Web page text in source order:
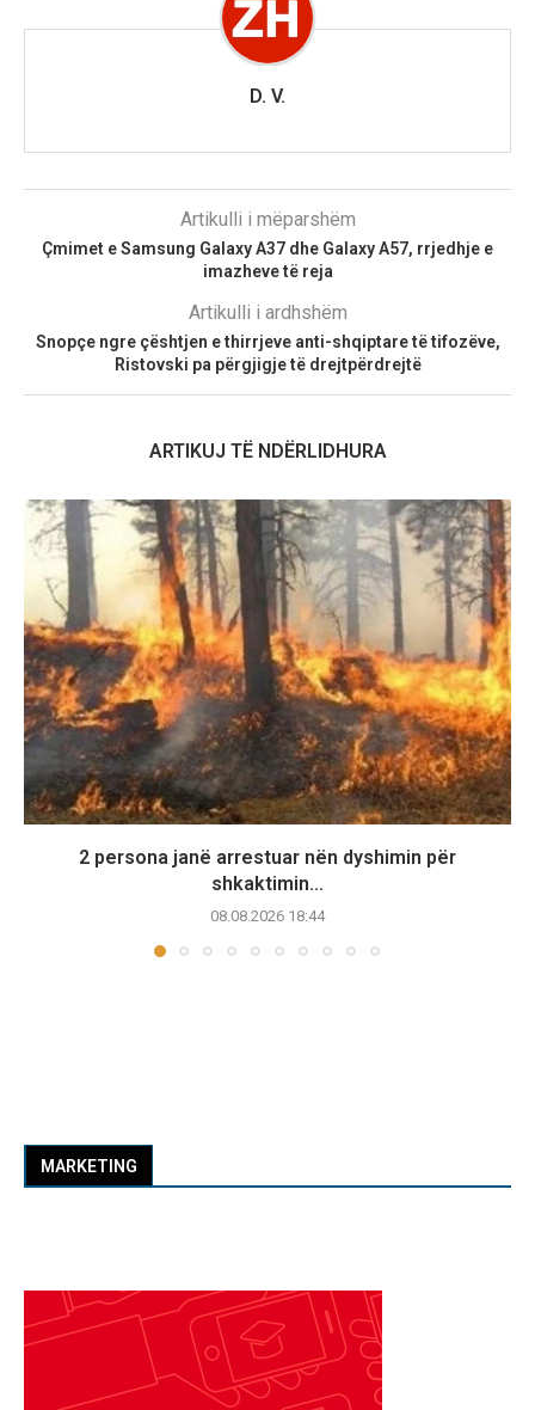
D. V.
Artikulli i mëparshëm
Çmimet e Samsung Galaxy A37 dhe Galaxy A57, rrjedhje e
imazheve të reja
Artikulli i ardhshëm
Snopçe ngre çështjen e thirrjeve anti-shqiptare të tifozëve,
Ristovski pa përgjigje të drejtpërdrejtë
ARTIKUJ TË NDËRLIDHURA
2 persona janë arrestuar nën dyshimin për
shkaktimin...
08.08.2026 18:44
MARKETING